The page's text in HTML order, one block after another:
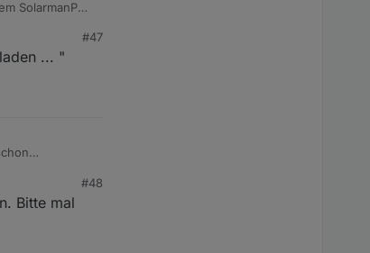
#47
... "
Die
#48
Bitte mal